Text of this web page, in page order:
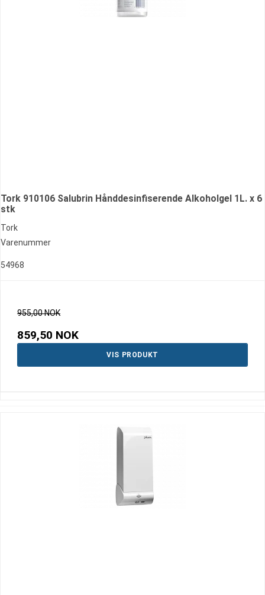
Tork 910106 Salubrin Hånddesinfiserende Alkoholgel 1L. x 6
stk
Tork
Varenummer
54968
955,00 NOK
859,50 NOK
VIS PRODUKT